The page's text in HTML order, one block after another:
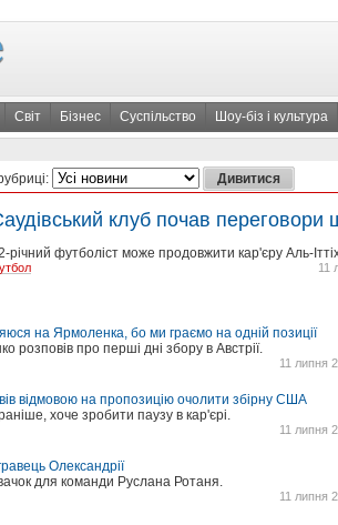
Світ Бізнес Суспільство Шоу-біз і культура
клуб почав переговори
річний футболіст може продовжити кар'єру Аль-
11
на Ярмоленка, бо ми граємо на одній позиції
розповів про перші дні збору в Австрії.
11 липня
відмовою на пропозицію очолити збірну США
хоче зробити паузу в кар'єрі.
11 липня
Олександрії
для команди Руслана Ротаня.
11 липня